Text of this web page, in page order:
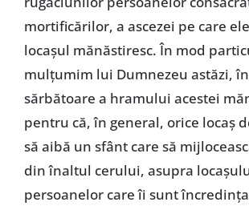
mortificărilor, a ascezei pe care
locaşul mănăstiresc. În mod
mulţumim lui Dumnezeu astăzi,
sărbătoare a hramului acestei
pentru că, în general, orice locaş
să aibă un sfânt care să
din înaltul cerului, asupra
persoanelor care îi sunt